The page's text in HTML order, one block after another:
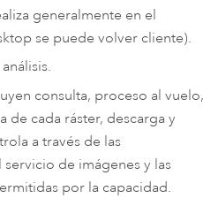
generalmente en el
se puede volver cliente).
consulta, proceso al vuelo,
de cada ráster, descarga y
a través de las
de imágenes y las
por la capacidad.